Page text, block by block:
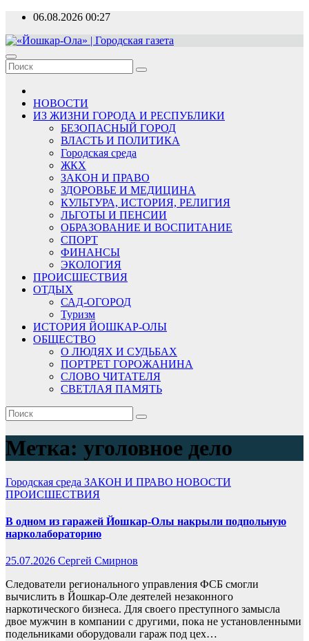
Перейти
содержимому
06.08.2026 00:27
«Йошкар-Ола» | Городская газета
Новости, события, люди
НОВОСТИ
ИЗ ЖИЗНИ ГОРОДА И РЕСПУБЛИКИ
БЕЗОПАСНЫЙ ГОРОД
ВЛАСТЬ И ПОЛИТИКА
Городская среда
ЖКХ
ЗАКОН И ПРАВО
ЗДОРОВЬЕ И МЕДИЦИНА
КУЛЬТУРА, ИСТОРИЯ, РЕЛИГИЯ
ЛЬГОТЫ И ПЕНСИИ
ОБРАЗОВАНИЕ И ВОСПИТАНИЕ
СПОРТ
ФИНАНСЫ
ЭКОЛОГИЯ
ПРОИСШЕСТВИЯ
ОТДЫХ
САД-ОГОРОД
Туризм
ИСТОРИЯ ЙОШКАР-ОЛЫ
ОБЩЕСТВО
О ЛЮДЯХ И СУДЬБАХ
ПОРТРЕТ ГОРОЖАНИНА
СЛОВО ЧИТАТЕЛЯ
СВЕТЛАЯ ПАМЯТЬ
Метка: уголовное дело
Городская среда ЗАКОН И ПРАВО НОВОСТИ
ПРОИСШЕСТВИЯ
В одном из гаражей Йошкар-Олы накрыли подпольную
нарколабораторию
25.07.2026 Сергей Смирнов
Следователи регионального управления ФСБ смогли
вычислить в Йошкар-Оле деятелей незаконного
наркотического бизнеса. Для своего преступного замысла
двое мужчин в компании с другими, пока не установленными
подельниками оборудовали гараж под цех…